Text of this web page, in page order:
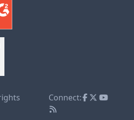
Connect: